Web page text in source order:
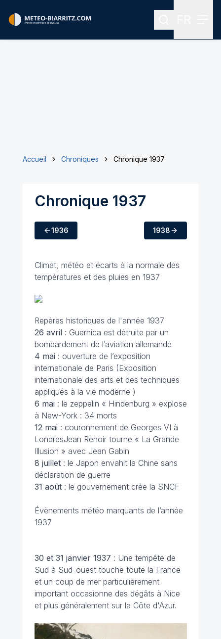
Rechercher
Accueil Chroniques Chronique 1937
Chronique 1937
1936 1938
Climat, météo et écarts à la normale des
températures et des pluies en 1937
Repères historiques de l'année 1937
26 avril: Guernica est détruite par un
bombardement de l’aviation allemande
4 mai : ouverture de l’exposition
internationale de Paris (Exposition
internationale des arts et des techniques
appliqués à la vie moderne )
6 mai : le zeppelin « Hindenburg » explose
à New-York : 34 morts
12 mai : couronnement de Georges VI à
LondresJean Renoir tourne « La Grande
Illusion » avec Jean Gabin
8 juillet: le Japon envahit la Chine sans
déclaration de guerre
31 août: le gouvernement crée la SNCF
Évènements météo marquants de l’année
1937
30 et 31 janvier 1937 : Une tempête de
Sud à Sud-ouest touche toute la France
et un coup de mer particulièrement
important occasionne des dégâts à Nice
et plus généralement sur la Côte d'Azur.